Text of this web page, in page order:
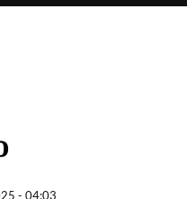
- 04:03